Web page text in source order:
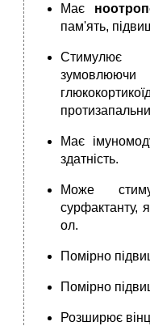
Має
пам'ять,
Стимулює
Має
здатність.
Може
сурфактанту,
ол.
Помірно
Помірно
Розширює